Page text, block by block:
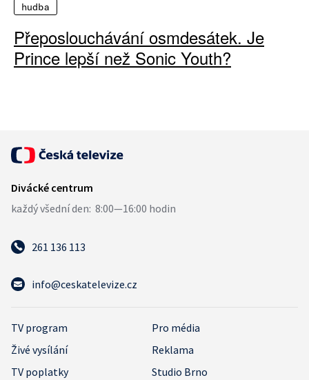
hudba
Přeposlouchávání osmdesátek. Je
Prince lepší než Sonic Youth?
261 136 113
info@ceskatelevize.cz
TV program
Pro média
Živé vysílání
Reklama
TV poplatky
Studio Brno